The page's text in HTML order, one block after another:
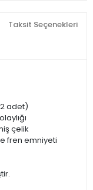
Taksit Seçenekleri
adet)
çelik
fren emniyeti